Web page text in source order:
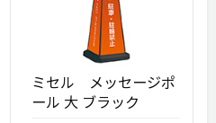
ミセル メッセージポ
ール 大 ブラック